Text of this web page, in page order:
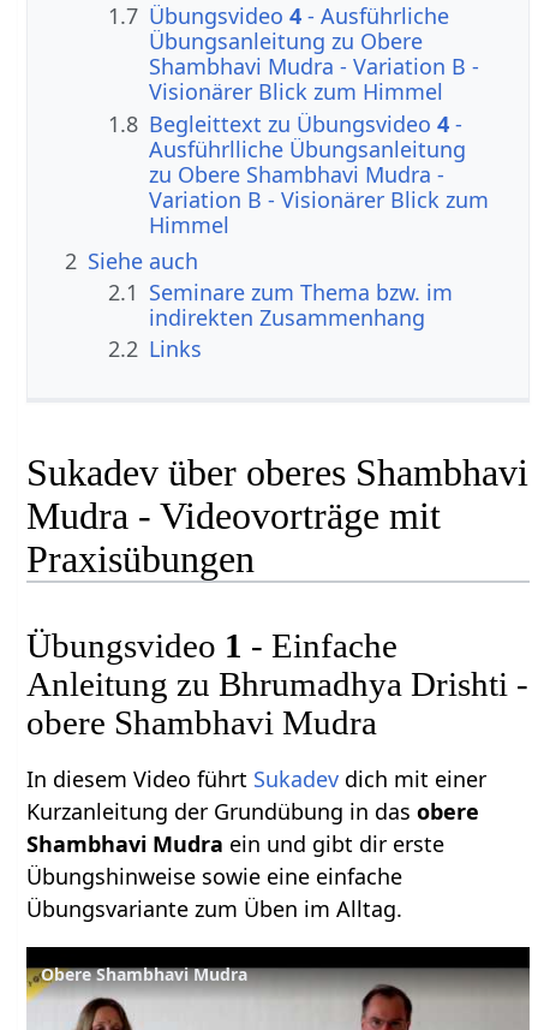
1.7 Übungsvideo4 - Ausführliche
Übungsanleitung zu Obere
Shambhavi Mudra - Variation B -
Visionärer Blick zum Himmel
1.8 Begleittext zu Übungsvideo4 -
Ausführlliche Übungsanleitung
zu Obere Shambhavi Mudra -
Variation B - Visionärer Blick zum
Himmel
2 Siehe auch
2.1 Seminare zum Thema bzw. im
indirekten Zusammenhang
2.2 Links
Sukadev über oberes Shambhavi
Mudra - Videovorträge mit
Praxisübungen
Übungsvideo 1 - Einfache
Anleitung zu Bhrumadhya Drishti -
obere Shambhavi Mudra
In diesem Video führt Sukadev dich mit einer
Kurzanleitung der Grundübung in dasobere
Shambhavi Mudra ein und gibt dir erste
Übungshinweise sowie eine einfache
Übungsvariante zum Üben im Alltag.
Obere Shambhavi Mudra